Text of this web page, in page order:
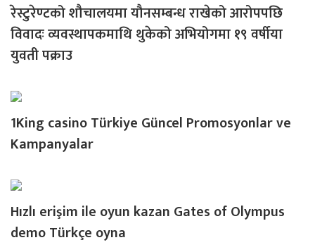
रेस्टुरेण्टको शौचालयमा यौनसम्बन्ध राखेको आरोपपछि
विवादः व्यवस्थापकमाथि थुकेको अभियोगमा १९ वर्षीया
युवती पक्राउ
1King casino Türkiye Güncel Promosyonlar ve
Kampanyalar
Hızlı erişim ile oyun kazan Gates of Olympus
demo Türkçe oyna